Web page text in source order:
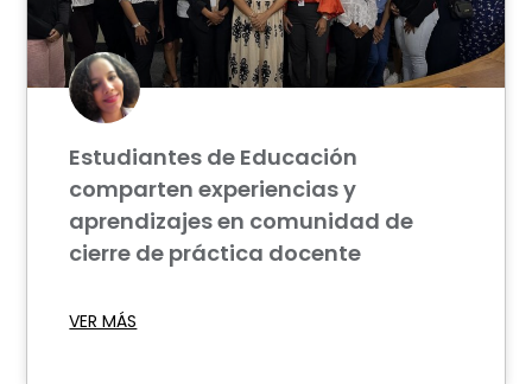
Estudiantes de Educación
comparten experiencias y
aprendizajes en comunidad de
cierre de práctica docente
VER MÁS